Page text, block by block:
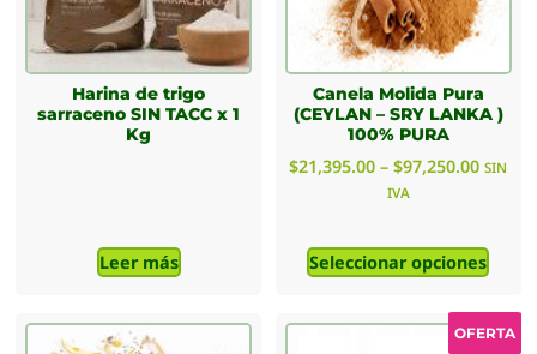
Harina de trigo
sarraceno SIN TACC x 1
Kg
Leer más
Canela Molida Pura
(CEYLAN – SRY LANKA )
100% PURA
$21,395.00 – $97,250.00 SIN
IVA
Seleccionar opciones
OFERTA